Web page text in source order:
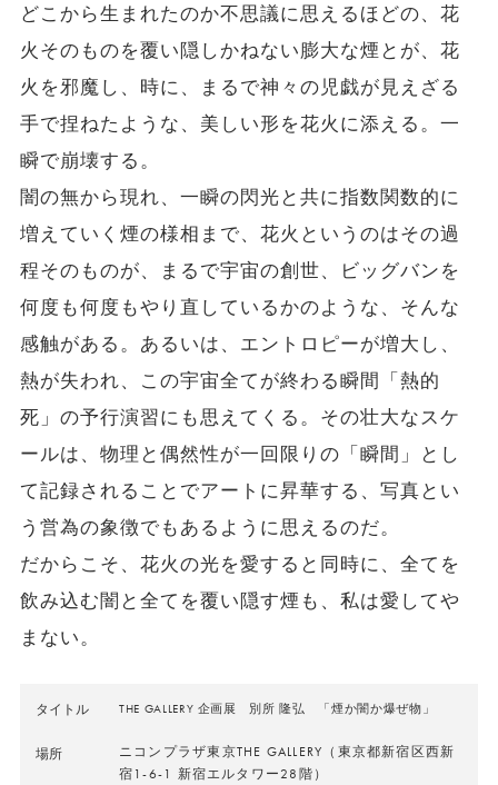
どこから生まれたのか不思議に思えるほどの、花
火そのものを覆い隠しかねない膨大な煙とが、花
火を邪魔し、時に、まるで神々の児戯が見えざる
手で捏ねたような、美しい形を花火に添える。一
瞬で崩壊する。
闇の無から現れ、一瞬の閃光と共に指数関数的に
増えていく煙の様相まで、花火というのはその過
程そのものが、まるで宇宙の創世、ビッグバンを
何度も何度もやり直しているかのような、そんな
感触がある。あるいは、エントロピーが増大し、
熱が失われ、この宇宙全てが終わる瞬間「熱的
死」の予行演習にも思えてくる。その壮大なスケ
ールは、物理と偶然性が一回限りの「瞬間」とし
て記録されることでアートに昇華する、写真とい
う営為の象徴でもあるように思えるのだ。
だからこそ、花火の光を愛すると同時に、全てを
飲み込む闇と全てを覆い隠す煙も、私は愛してや
まない。
タイトル THE GALLERY 企画展 別所 隆弘 「煙か闇か爆ぜ物」
場所
ニコンプラザ東京THE GALLERY（東京都新宿区西新
宿1-6-1 新宿エルタワー28階）